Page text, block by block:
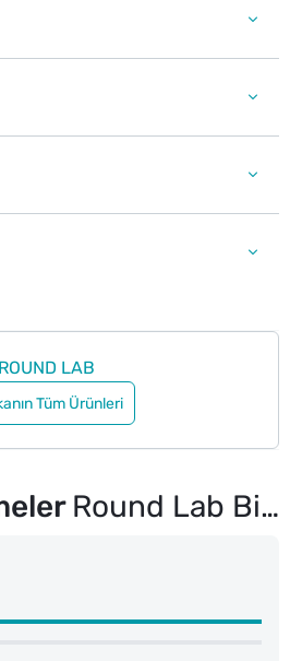
ROUND LAB
Tüm Ürünleri
Round Lab Birch Juice Serinletici Nemlendirici Yüksek UV Korumalı Yüz Stick Güneş Koruyucu 19 gr